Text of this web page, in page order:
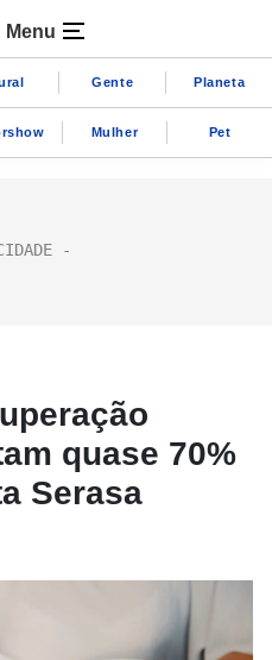
Menu
Gente Planeta
Mulher Pet
quase 70%
Serasa